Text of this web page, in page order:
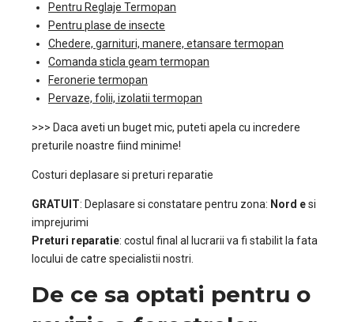
Pentru Reglaje Termopan
Pentru plase de insecte
Chedere, garnituri, manere, etansare termopan
Comanda sticla geam termopan
Feronerie termopan
Pervaze, folii, izolatii termopan
>>> Daca aveti un buget mic, puteti apela cu incredere
preturile noastre fiind minime!
Costuri deplasare si preturi reparatie
GRATUIT: Deplasare si constatare pentru zona: Nord esi
imprejurimi
Preturi reparatie: costul final al lucrarii va fi stabilit la fata
locului de catre specialistii nostri.
De ce sa optati pentru o